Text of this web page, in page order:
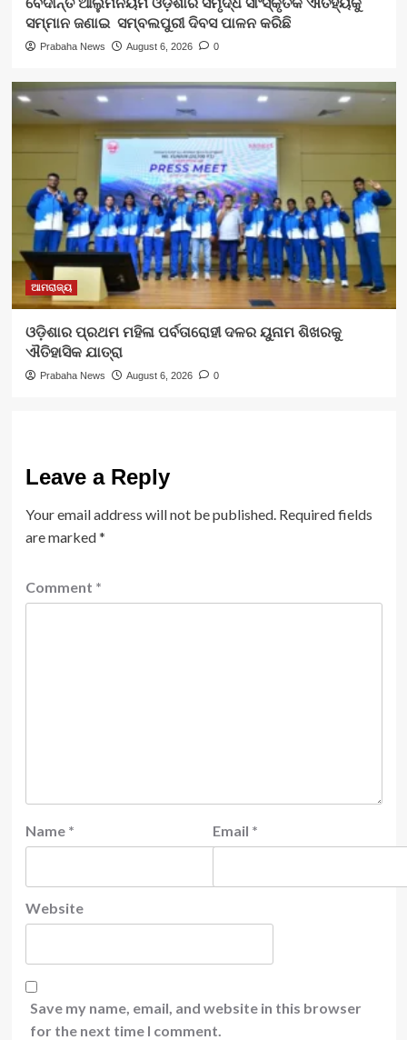
ସମ୍ମାନ ଜଣାଇ ସମ୍ବଲପୁରୀ ଦିବସ ପାଳନ କରିଛି
Prabaha News August 6, 2026 0
ଆମରାଜ୍ୟ
ଓଡ଼ିଶାର ପ୍ରଥମ ମହିଳା ପର୍ବତାରୋହୀ ଦଳର ୟୁନାମ ଶିଖରକୁ
ଐତିହାସିକ ଯାତ୍ରା
Prabaha News August 6, 2026 0
Leave a Reply
Your email address will not be published. Required fields
are marked*
Comment *
Name * Email *
Website
Save my name, email, and website in this browser
for the next time I comment.